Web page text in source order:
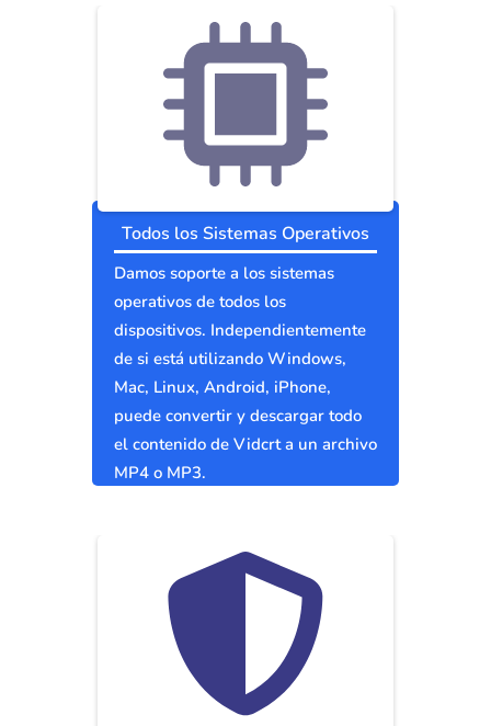
Todos los Sistemas Operativos
Damos soporte a los sistemas
operativos de todos los
dispositivos. Independientemente
de si está utilizando Windows,
Mac, Linux, Android, iPhone,
puede convertir y descargar todo
el contenido de Vidcrt a un archivo
MP4 o MP3.